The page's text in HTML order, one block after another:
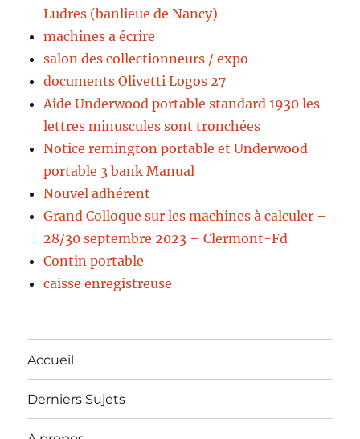
Ludres (banlieue de Nancy)
machines a écrire
salon des collectionneurs / expo
documents Olivetti Logos 27
Aide Underwood portable standard 1930 les
lettres minuscules sont tronchées
Notice remington portable et Underwood
portable 3 bank Manual
Nouvel adhérent
Grand Colloque sur les machines à calculer –
28/30 septembre 2023 – Clermont-Fd
Contin portable
caisse enregistreuse
Accueil
Derniers Sujets